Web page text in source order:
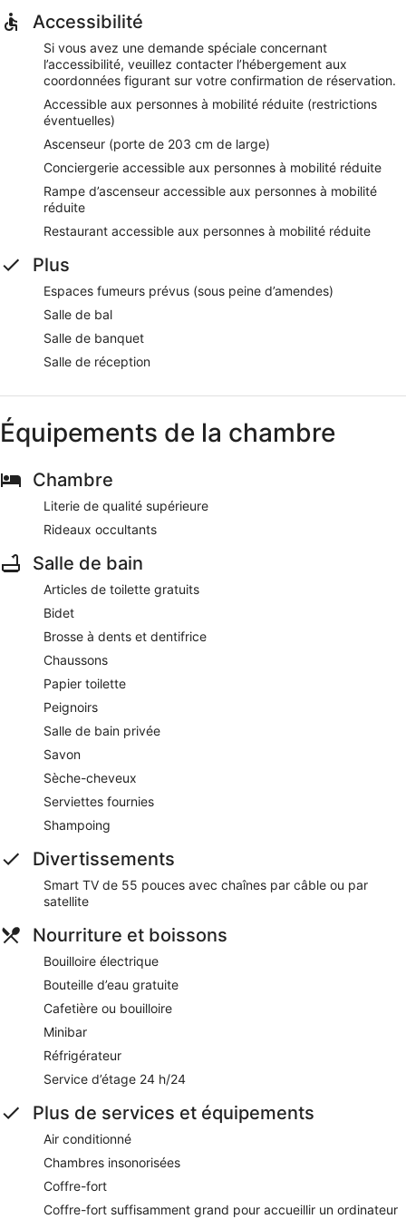
Accessibilité
Si vous avez une demande spéciale concernant
l’accessibilité, veuillez contacter l’hébergement aux
coordonnées figurant sur votre confirmation de réservation.
Accessible aux personnes à mobilité réduite (restrictions
éventuelles)
Ascenseur (porte de 203 cm de large)
Conciergerie accessible aux personnes à mobilité réduite
Rampe d’ascenseur accessible aux personnes à mobilité
réduite
Restaurant accessible aux personnes à mobilité réduite
Plus
Espaces fumeurs prévus (sous peine d’amendes)
Salle de bal
Salle de banquet
Salle de réception
Équipements de la chambre
Chambre
Literie de qualité supérieure
Rideaux occultants
Salle de bain
Articles de toilette gratuits
Bidet
Brosse à dents et dentifrice
Chaussons
Papier toilette
Peignoirs
Salle de bain privée
Savon
Sèche-cheveux
Serviettes fournies
Shampoing
Divertissements
Smart TV de 55 pouces avec chaînes par câble ou par
satellite
Nourriture et boissons
Bouilloire électrique
Bouteille d’eau gratuite
Cafetière ou bouilloire
Minibar
Réfrigérateur
Service d’étage 24 h/24
Plus de services et équipements
Air conditionné
Chambres insonorisées
Coffre-fort
Coffre-fort suffisamment grand pour accueillir un ordinateur